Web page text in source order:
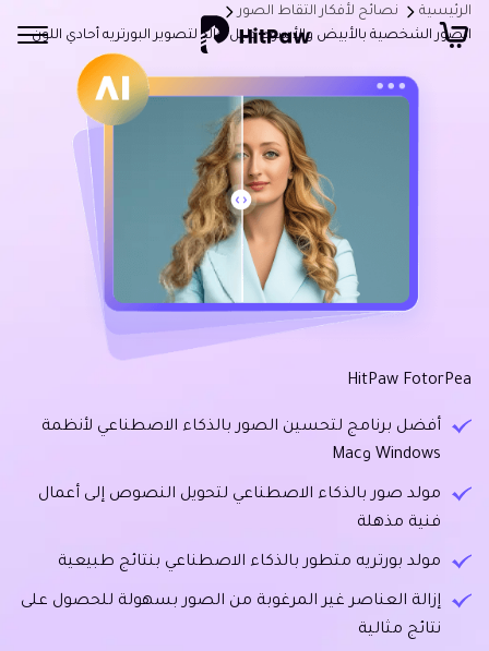
الرئيسية
نصائح لأفكار التقاط الصور
الصور الشخصية بالأبيض والأسود: دليل خالد لتصوير البورتريه أحادي اللون
HitPaw FotorPea
أفضل برنامج لتحسين الصور بالذكاء الاصطناعي لأنظمة
Windows وMac
مولد صور بالذكاء الاصطناعي لتحويل النصوص إلى أعمال
فنية مذهلة
مولد بورتريه متطور بالذكاء الاصطناعي بنتائج طبيعية
إزالة العناصر غير المرغوبة من الصور بسهولة للحصول على
نتائج مثالية